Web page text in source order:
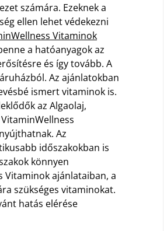
számára. Ezeknek a
ellen lehet védekezni
Vitaminok
a hatóanyagok az
és így tovább. A
Az ajánlatokban
ismert vitaminok is.
az Algaolaj,
Az
időszakokban is
könnyen
Vitaminok ajánlataiban, a
szükséges vitaminokat.
hatás elérése